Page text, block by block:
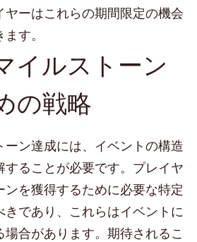
ヤーはこれらの期間限定の機会
す。
イルストーン
の戦略
ーン達成には、イベントの構造
することが必要です。プレイヤ
ンを獲得するために必要な特定
きであり、これらはイベントに
場合があります。期待されるこ